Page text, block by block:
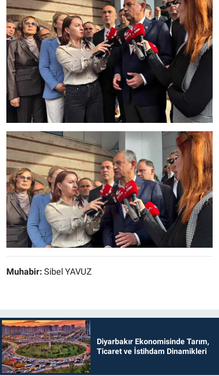
Muhabir: Sibel YAVUZ
Diyarbakır Ekonomisinde Tarım,
Ticaret ve İstihdam Dinamikleri